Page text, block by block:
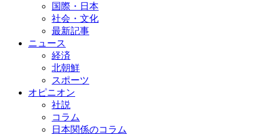
国際・日本
社会・文化
最新記事
ニュース
経済
北朝鮮
スポーツ
オピニオン
社説
コラム
日本関係のコラム